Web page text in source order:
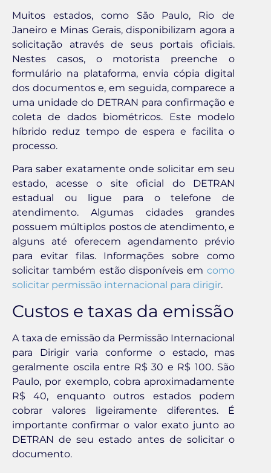
Muitos estados, como São Paulo, Rio de
Janeiro e Minas Gerais, disponibilizam agora a
solicitação através de seus portais oficiais.
Nestes casos, o motorista preenche o
formulário na plataforma, envia cópia digital
dos documentos e, em seguida, comparece a
uma unidade do DETRAN para confirmação e
coleta de dados biométricos. Este modelo
híbrido reduz tempo de espera e facilita o
processo.
Para saber exatamente onde solicitar em seu
estado, acesse o site oficial do DETRAN
estadual ou ligue para o telefone de
atendimento. Algumas cidades grandes
possuem múltiplos postos de atendimento, e
alguns até oferecem agendamento prévio
para evitar filas. Informações sobre como
solicitar também estão disponíveis em como
solicitar permissão internacional para dirigir.
Custos e taxas da emissão
A taxa de emissão da Permissão Internacional
para Dirigir varia conforme o estado, mas
geralmente oscila entre R$ 30 e R$ 100. São
Paulo, por exemplo, cobra aproximadamente
R$ 40, enquanto outros estados podem
cobrar valores ligeiramente diferentes. É
importante confirmar o valor exato junto ao
DETRAN de seu estado antes de solicitar o
documento.